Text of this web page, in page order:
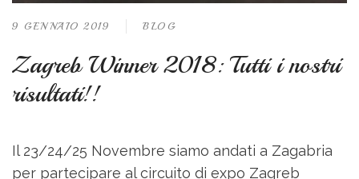
9 GENNAIO 2019 BLOG
Zagreb Winner 2018: Tutti i nostri
risultati!!
Il 23/24/25 Novembre siamo andati a Zagabria
per partecipare al circuito di expo Zagreb